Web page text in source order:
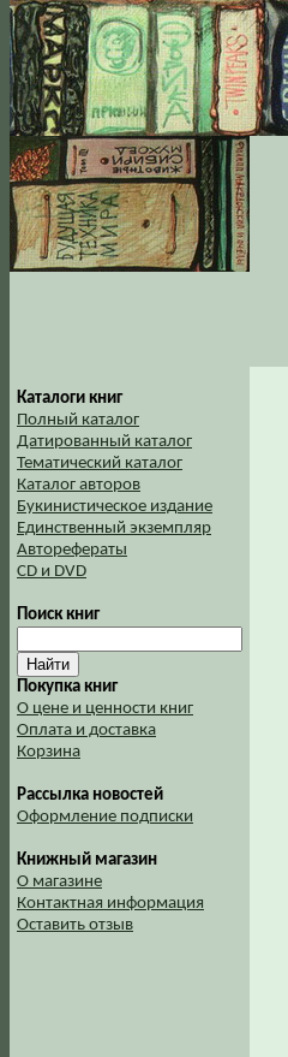
Каталоги книг
Полный каталог
Датированный каталог
Тематический каталог
Каталог авторов
Букинистическое издание
Единственный экземпляр
Авторефераты
CD и DVD
Поиск книг
Покупка книг
О цене и ценности книг
Оплата и доставка
Корзина
Рассылка новостей
Оформление подписки
Книжный магазин
О магазине
Контактная информация
Оставить отзыв